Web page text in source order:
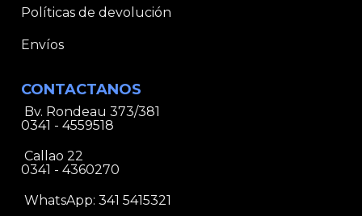
Políticas de devolución
Envíos
CONTACTANOS
Bv. Rondeau 373/381
0341 - 4559518
Callao 22
0341 - 4360270
WhatsApp: 341 5415321